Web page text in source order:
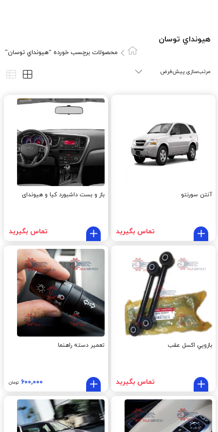
هيونداي توسان
محصولات برچسب خورده “هيونداي توسان”
آنتن سورنتو
تماس بگیرید
باز و بست داشبورد کیا و هیوندای
تماس بگیرید
بازويي اکسل عقب
تماس بگیرید
تعمیر دسته راهنما
۶۰۰,۰۰۰ تومان